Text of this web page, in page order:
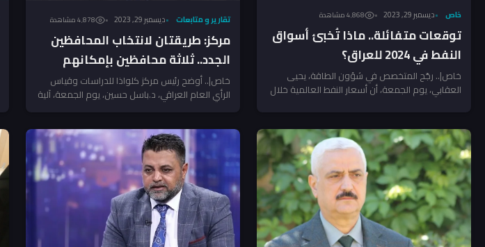
خاص ديسمبر 29, 2023 4٬868 مشاهدة
توقعات متفائلة.. ماذا تُخبئ أسواق
النفط في 2024 للعراق؟
خاص|.. رجّح المتخصص في شؤون الطاقة، يحيى
العقابي، يوم الجمعة، أن أسعار النفط العالمية خلال
تقارير و متابعات ديسمبر 29, 2023 4٬878 مشاهدة
مركز: طريقتان لانتخاب المحافظين
الجدد.. ثلاثة محافظين بإمكانهم
الفوز بالطريقة الثانية
خاص|.. أوضح رئيس مركز كلواذا للدراسات وقياس
الرأي العام العراقي، د.باسل حسين، يوم الجمعة، آلية